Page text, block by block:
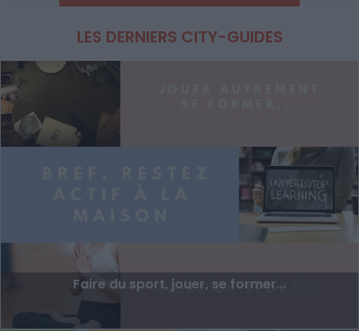
LES DERNIERS CITY-GUIDES
Faire du sport, jouer, se former...